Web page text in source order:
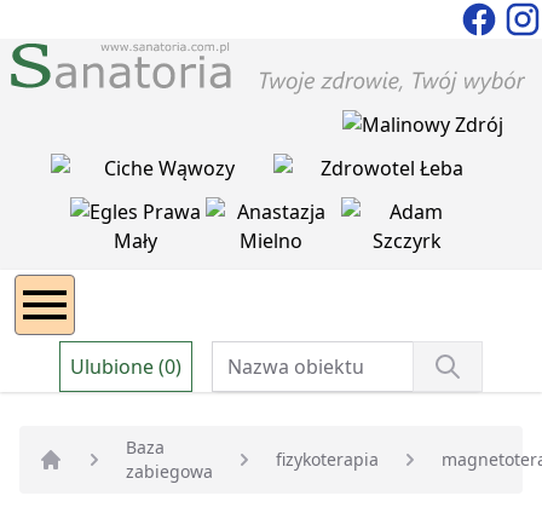
Ulubione (0)
Strona główna
Baza
zabiegowa
fizykoterapia